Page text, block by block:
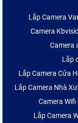
Lắp Camera
Camera
Camera
Lắp
Lắp Camera Cửa
Lắp Camera Nhà
Camera Wifi
Lắp Camera